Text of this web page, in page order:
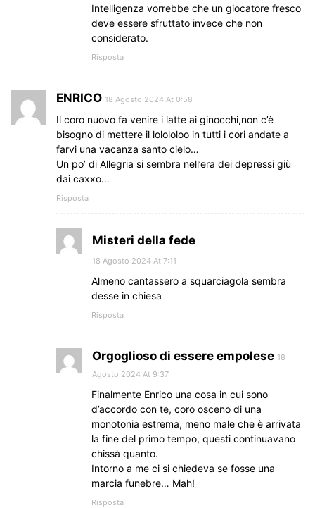
Intelligenza vorrebbe che un giocatore fresco
deve essere sfruttato invece che non
considerato.
Risposta
ENRICO 18 Agosto 2024 At 0:58
Il coro nuovo fa venire i latte ai ginocchi,non c’è
bisogno di mettere il lolololoo in tutti i cori andate a
farvi una vacanza santo cielo…
Un po’ di Allegria si sembra nell’era dei depressi giù
dai caxxo…
Risposta
Misteri della fede
18 Agosto 2024 At 7:11
Almeno cantassero a squarciagola sembra
desse in chiesa
Risposta
Orgoglioso di essere empolese 18
Agosto 2024 At 9:37
Finalmente Enrico una cosa in cui sono
d’accordo con te, coro osceno di una
monotonia estrema, meno male che è arrivata
la fine del primo tempo, questi continuavano
chissà quanto.
Intorno a me ci si chiedeva se fosse una
marcia funebre… Mah!
Risposta